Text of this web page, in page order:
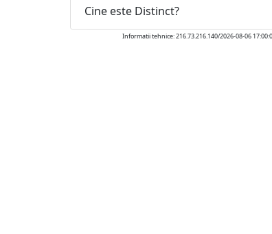
Cine este Distinct?
Informatii tehnice: 216.73.216.140/2026-08-06